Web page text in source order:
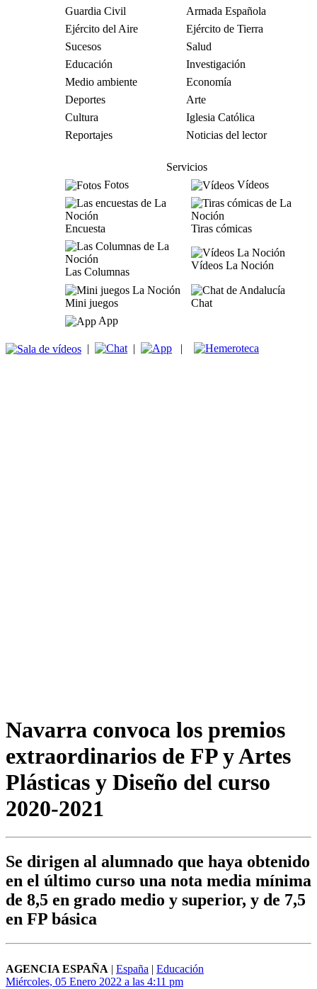
Guardia Civil
Armada Española
Ejército del Aire
Ejército de Tierra
Sucesos
Salud
Educación
Investigación
Medio ambiente
Economía
Deportes
Arte
Cultura
Iglesia Católica
Reportajes
Noticias del lector
Servicios
Fotos
Vídeos
Encuesta Tiras cómicas
Las Columnas
Vídeos La Noción
Mini juegos
Chat
App
| | |
Navarra convoca los premios
extraordinarios de FP y Artes
Plásticas y Diseño del curso
2020-2021
Se dirigen al alumnado que haya obtenido
en el último curso una nota media mínima
de 8,5 en grado medio y superior, y de 7,5
en FP básica
AGENCIA ESPAÑA | España | Educación
Miércoles, 05 Enero 2022 a las 4:11 pm